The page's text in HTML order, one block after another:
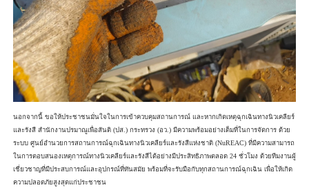
นอกจากนี้ ขอให้ประชาชนมั่นใจในการเข้าควบคุมสถานการณ์ และหากเกิดเหตุฉุกเฉินทางนิวเคลียร์
และรังสี สำนักงานปรมาณูเพื่อสันติ (ปส.) กระทรวง (อว.) มีความพร้อมอย่างเต็มที่ในการจัดการ ด้วย
ระบบ ศูนย์อำนวยการสถานการณ์ฉุกเฉินทางนิวเคลียร์และรังสีแห่งชาติ (NuREAC) ที่มีความสามารถ
ในการตอบสนองเหตุการณ์ทางนิวเคลียร์และรังสีได้อย่างมีประสิทธิภาพตลอด 24 ชั่วโมง ด้วยทีมงานผู้
เชี่ยวชาญที่มีประสบการณ์และอุปกรณ์ที่ทันสมัย พร้อมที่จะรับมือกับทุกสถานการณ์ฉุกเฉิน เพื่อให้เกิด
ความปลอดภัยสูงสุดแก่ประชาชน